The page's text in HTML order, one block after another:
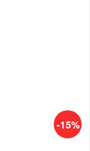
-15%